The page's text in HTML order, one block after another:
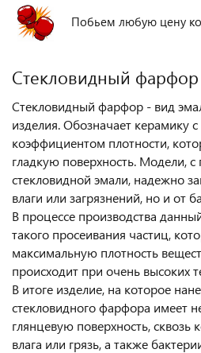
Побьем любую цену
Стекловидный фарфор
Стекловидный фарфор - вид
изделия. Обозначает керамику
коэффициентом плотности,
гладкую поверхность. Модели,
стекловидной эмали, надежно
влаги или загрязнений, но и от
В процессе производства
такого просеивания частиц,
максимальную плотность
происходит при очень высоких
В итоге изделие, на которое
стекловидного фарфора имеет
глянцевую поверхность, сквозь
влага или грязь, а также